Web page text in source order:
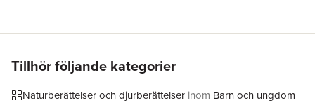
ISBN
9781947888227
Tillhör följande kategorier
Naturberättelser och djurberättelser inom Barn och ungdom